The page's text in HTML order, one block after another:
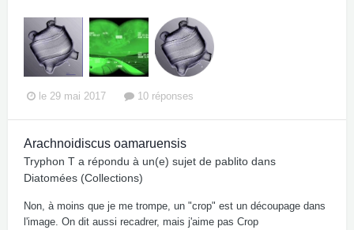
le 29 mai 2017 10 réponses
Arachnoidiscus oamaruensis
Tryphon T a répondu à un(e) sujet de pablito dans
Diatomées (Collections)
Non, à moins que je me trompe, un "crop" est un découpage dans
l'image. On dit aussi recadrer, mais j'aime pas Crop